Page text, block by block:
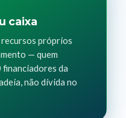
caixa
recursos próprios
— quem
financiadores da
não dívida no